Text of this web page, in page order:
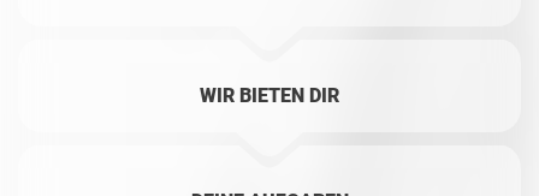
WIR BIETEN DIR